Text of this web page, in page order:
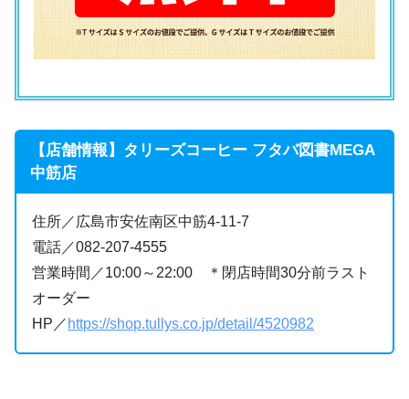
【店舗情報】タリーズコーヒー フタバ図書MEGA
中筋店
住所／広島市安佐南区中筋4-11-7
電話／082-207-4555
営業時間／10:00～22:00 ＊閉店時間30分前ラスト
オーダー
HP／ https://shop.tullys.co.jp/detail/4520982